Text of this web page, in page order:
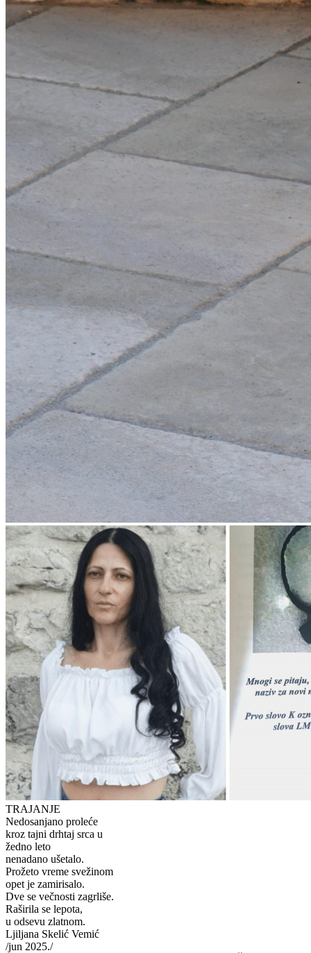
TRAJANJE
Nedosanjano proleće
kroz tajni drhtaj srca u
žedno leto
nenadano ušetalo.
Prožeto vreme svežinom
opet je zamirisalo.
Dve se večnosti zagrliše.
Raširila se lepota,
u odsevu zlatnom.
Ljiljana Skelić Vemić
/jun 2025./